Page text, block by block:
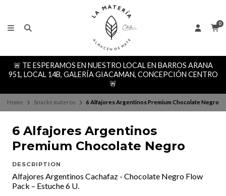
0
🚨 TE ESPERAMOS EN NUESTRO LOCAL EN BARROS ARANA
951, LOCAL 14B, GALERÍA GIACAMAN, CONCEPCIÓN CENTRO
🚨
Home Snacks materos 6 Alfajores Argentinos Premium Chocolate Negro
6 Alfajores Argentinos
Premium Chocolate Negro
DESCRIPTION
Alfajores Argentinos Cachafaz - Chocolate Negro Flow
Pack – Estuche 6 U.